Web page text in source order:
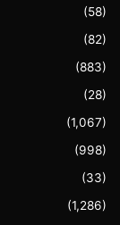
(58)
(82)
(883)
(28)
(1,067)
(998)
(33)
(1,286)